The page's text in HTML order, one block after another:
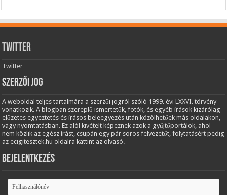
Twitter
Twitter
Szerzői jog
A weboldal teljes tartalmára a szerzői jogról szóló 1999. évi LXXVI. törvény
vonatkozik. A blogban szereplő ismertetők, fotók, és egyéb írások kizárólag
előzetes egyeztetés és írásos beleegyezés után közölhetőek más oldalakon,
vagy nyomtatásban. Ez alól kivételt képeznek azok a gyűjtőportálok, ahol
nem közlik az egész írást, csupán egy pár soros felvezetőt, folytatásért pedig
az ecigitesztek.hu oldalra kattint az olvasó.
Bejelentkezés